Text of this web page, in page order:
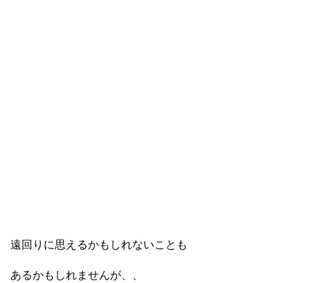
遠回りに思えるかもしれないことも
あるかもしれませんが、、